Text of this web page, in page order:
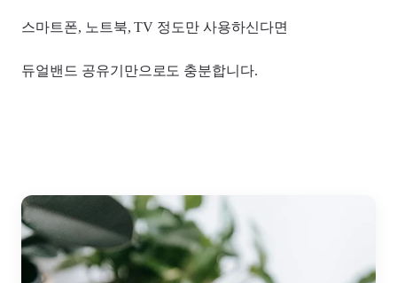
스마트폰, 노트북, TV 정도만 사용하신다면
듀얼밴드 공유기만으로도 충분합니다.